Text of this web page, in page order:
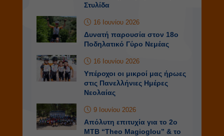
Στυλίδα
16 Ιουνίου 2026
Δυνατή παρουσία στον 18ο
Ποδηλατικό Γύρο Νεμέας
16 Ιουνίου 2026
Υπέροχοι οι μικροί μας ήρωες
στις Πανελλήνιες Ημέρες
Νεολαίας
9 Ιουνίου 2026
Απόλυτη επιτυχία για το 2o
MTB “Theo Magioglou” & το